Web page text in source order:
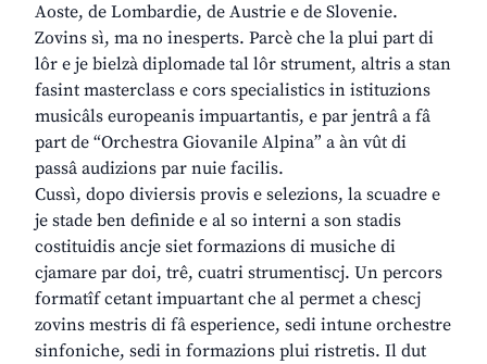
Aoste, de Lombardie, de Austrie e de Slovenie.
Zovins sì, ma no inesperts. Parcè che la plui part di
lôr e je bielzà diplomade tal lôr strument, altris a stan
fasint masterclass e cors specialistics in istituzions
musicâls europeanis impuartantis, e par jentrâ a fâ
part de “Orchestra Giovanile Alpina” a àn vût di
passâ audizions par nuie facilis.
Cussì, dopo diviersis provis e selezions, la scuadre e
je stade ben definide e al so interni a son stadis
costituidis ancje siet formazions di musiche di
cjamare par doi, trê, cuatri strumentiscj. Un percors
formatîf cetant impuartant che al permet a chescj
zovins mestris di fâ esperience, sedi intune orchestre
sinfoniche, sedi in formazions plui ristretis. Il dut